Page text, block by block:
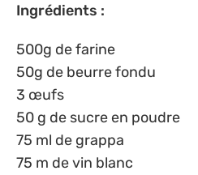
Ingrédients :
500g de farine
50g de beurre fondu
3 œufs
50 g de sucre en poudre
75 ml de grappa
75 m de vin blanc